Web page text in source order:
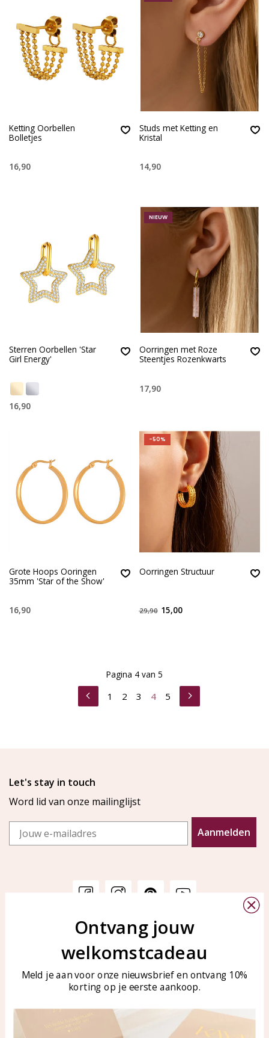
Ketting Oorbellen
Bolletjes
16,90
Studs met Ketting en
Kristal
14,90
Sterren Oorbellen 'Star
Girl Energy'
16,90
NIEUW
Oorringen met Roze
Steentjes Rozenkwarts
17,90
Grote Hoops Ooringen
35mm 'Star of the Show'
16,90
-50%
Oorringen Structuur
29,90 15,00
1 2 3 4 5
Pagina 4 van 5
Let's stay in touch
Word lid van onze mailinglijst
Email
Aanmelden
Veelgestelde vragen
Sieraden onderhouden
KAYA Sieraden
Bellen of WhatsApp Ma-Vr
tussen 09:00-17:00
Tel: 0850003187
WhatsApp: 0850003187
klantenservice@kayasierade
Ontvang jouw
welkomstcadeau
Meld je aan voor onze nieuwsbrief en ontvang 10%
korting op je eerste aankoop.